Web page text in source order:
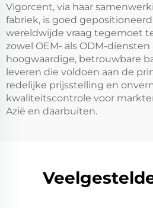
Vigorcent, via haar
fabriek, is goed
wereldwijde vraag tegemoet
zowel OEM- als ODM-diensten
hoogwaardige, betrouwbare
leveren die voldoen aan de
redelijke prijsstelling en
kwaliteitscontrole voor
Azië en daarbuiten.